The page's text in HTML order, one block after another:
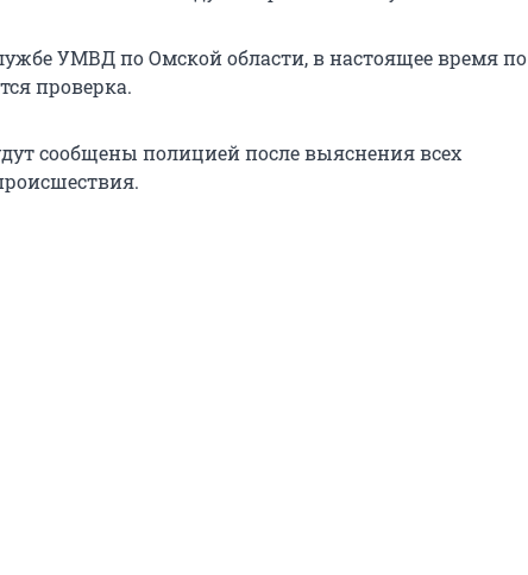
УМВД по Омской области, в настоящее время по
проверка.
сообщены полицией после выяснения всех